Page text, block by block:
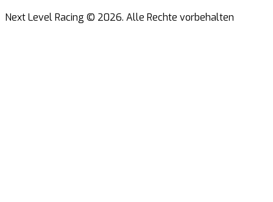
Next Level Racing © 2026. Alle Rechte vorbehalten